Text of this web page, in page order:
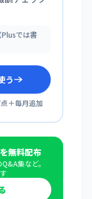
（Plusでは書
う
点＋毎月追加
無料配布
集など。